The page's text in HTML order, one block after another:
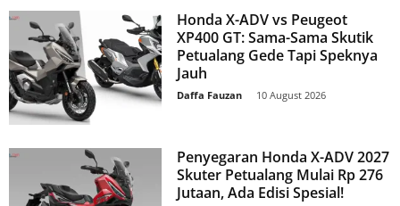
Honda X-ADV vs Peugeot
XP400 GT: Sama-Sama Skutik
Petualang Gede Tapi Speknya
Jauh
Daffa Fauzan 10 August 2026
Penyegaran Honda X-ADV 2027
Skuter Petualang Mulai Rp 276
Jutaan, Ada Edisi Spesial!